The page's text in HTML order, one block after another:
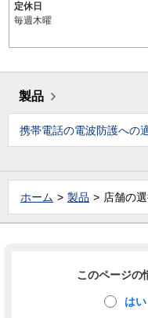
定休日
毎週木曜
製品
携帯電話の電波防護への
ホーム 製品 店舗の
このページの
はい